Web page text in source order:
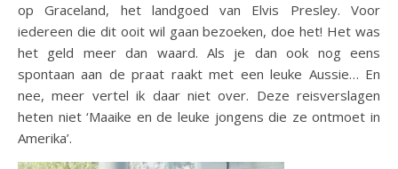
op Graceland, het landgoed van Elvis Presley. Voor
iedereen die dit ooit wil gaan bezoeken, doe het! Het was
het geld meer dan waard. Als je dan ook nog eens
spontaan aan de praat raakt met een leuke Aussie… En
nee, meer vertel ik daar niet over. Deze reisverslagen
heten niet ‘Maaike en de leuke jongens die ze ontmoet in
Amerika’.